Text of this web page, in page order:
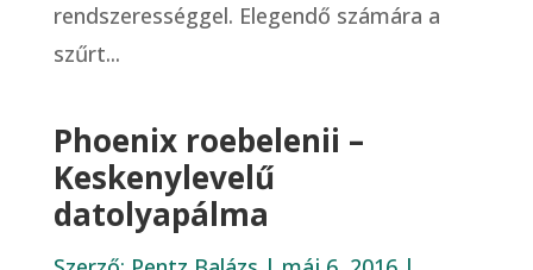
rendszerességgel. Elegendő számára a
szűrt...
Phoenix roebelenii –
Keskenylevelű
datolyapálma